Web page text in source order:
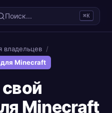
Поиск... ⌘K
владельцев /
для Minecraft
Minecraft